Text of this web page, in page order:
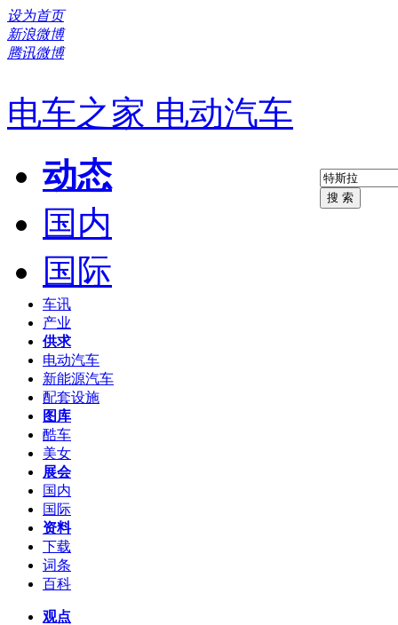
设为首页
新浪微博
腾讯微博
电车之家 电动汽车
动态
国内
国际
车讯
产业
供求
电动汽车
新能源汽车
配套设施
图库
酷车
美女
展会
国内
国际
资料
下载
词条
百科
观点